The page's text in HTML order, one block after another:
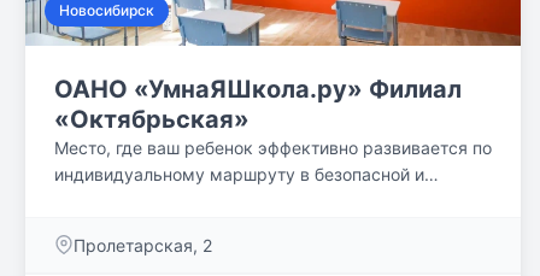
Новосибирск
ОАНО «УмнаЯШкола.ру» Филиал
«Октябрьская»
Место, где ваш ребенок эффективно развивается по
индивидуальному маршруту в безопасной и
Пролетарская, 2